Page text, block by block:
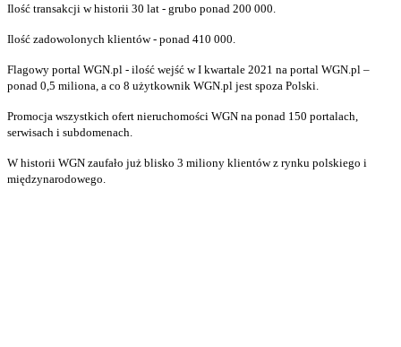
Ilość transakcji w historii 30 lat - grubo ponad 200 000.
Ilość zadowolonych klientów - ponad 410 000.
Flagowy portal WGN.pl - ilość wejść w I kwartale 2021 na portal WGN.pl –
ponad 0,5 miliona, a co 8 użytkownik WGN.pl jest spoza Polski.
Promocja wszystkich ofert nieruchomości WGN na ponad 150 portalach,
serwisach i subdomenach.
W historii WGN zaufało już blisko 3 miliony klientów z rynku polskiego i
międzynarodowego.